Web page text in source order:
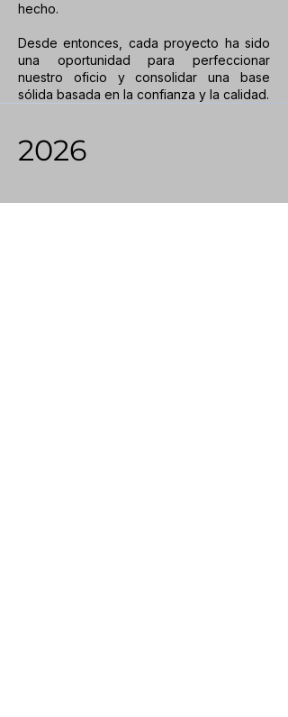
hecho.
Desde entonces, cada proyecto ha sido
una oportunidad para perfeccionar
nuestro oficio y consolidar una base
sólida basada en la confianza y la calidad.
2026